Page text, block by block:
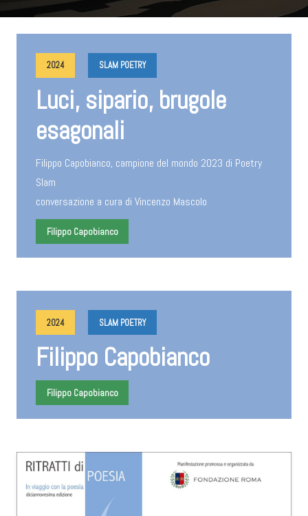
2024 SLAM POETRY
Luci, sipario, brugole
esagonali
Filippo Capobianco, campione del mondo 2023 di Poetry
Slam
conversazione a cura di Vincenzo Mascolo
Filippo Capobianco
2024 SLAM POETRY
Filippo Capobianco
Filippo Capobianco